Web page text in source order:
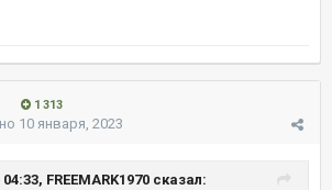
1 313
10 января, 2023
FREEMARK1970 сказал: